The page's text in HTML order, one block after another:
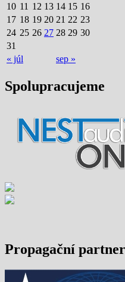
« júl sep »
10 11 12 13 14 15 16
17 18 19 20 21 22 23
24 25 26 27 28 29 30
31
Spolupracujeme
Propagační